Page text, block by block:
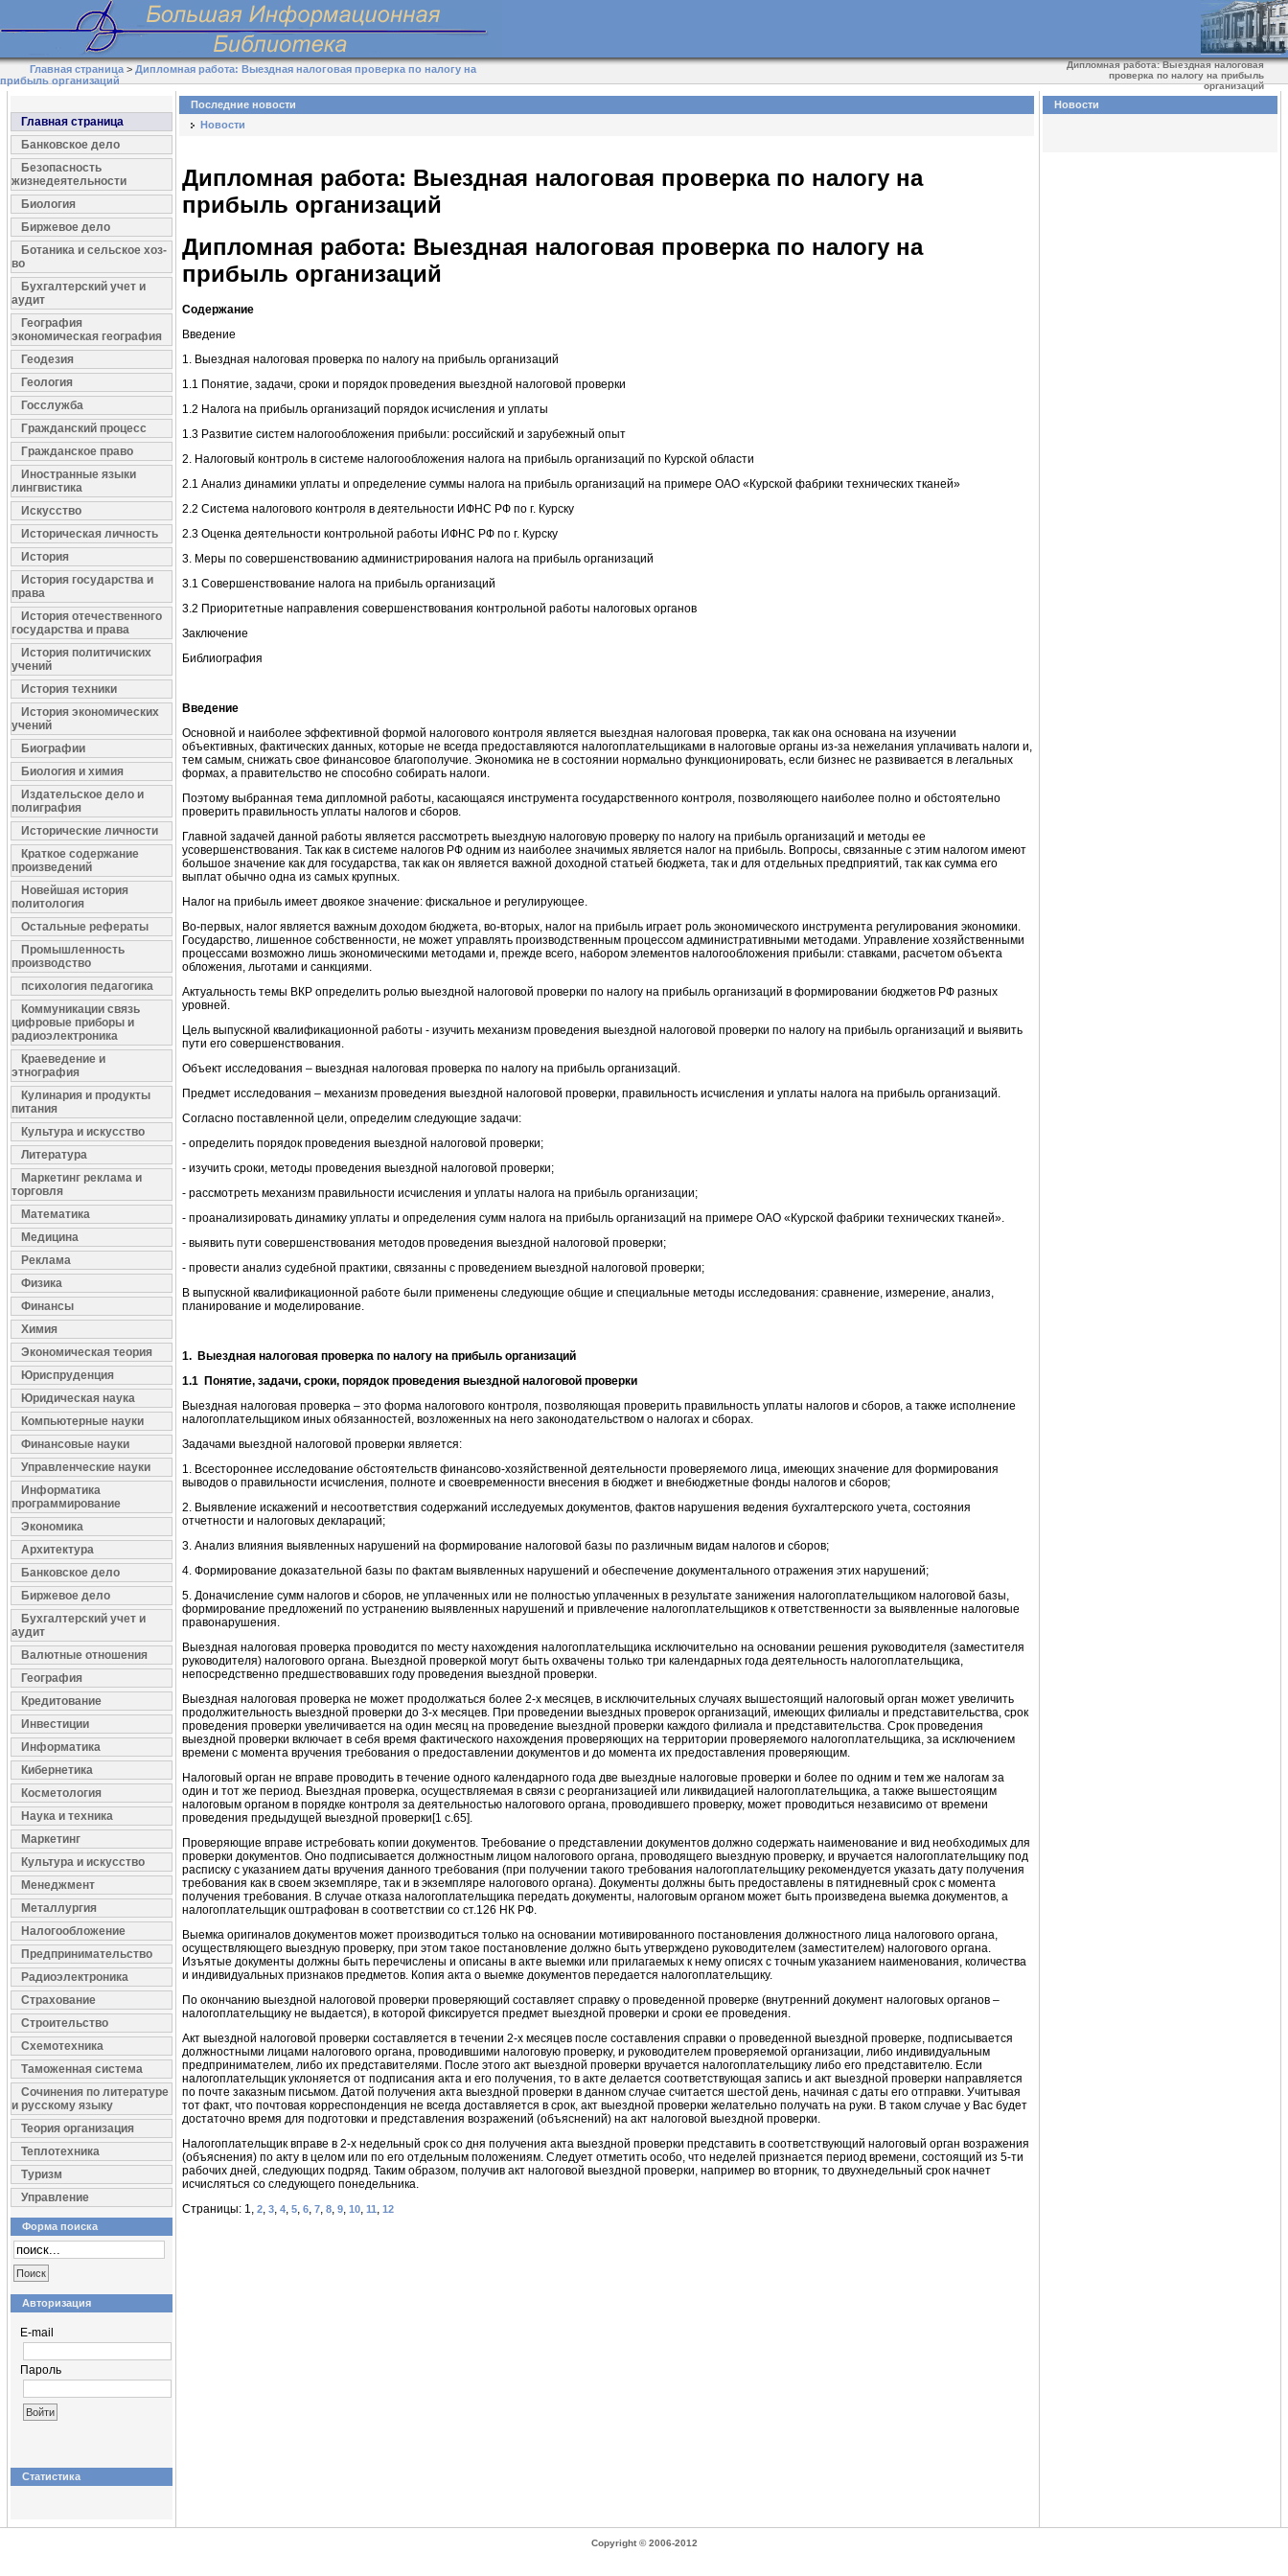
Главная страница >Дипломная работа: Выездная налоговая проверка по налогу на
прибыль организаций
Дипломная работа: Выездная налоговая
проверка по налогу на прибыль
организаций
Главная страница
Банковское дело
Безопасность
жизнедеятельности
Биология
Биржевое дело
Ботаника и сельское хоз-
во
Бухгалтерский учет и
аудит
География
экономическая география
Геодезия
Геология
Госслужба
Гражданский процесс
Гражданское право
Иностранные языки
лингвистика
Искусство
Историческая личность
История
История государства и
права
История отечественного
государства и права
История политичиских
учений
История техники
История экономических
учений
Биографии
Биология и химия
Издательское дело и
полиграфия
Исторические личности
Краткое содержание
произведений
Новейшая история
политология
Остальные рефераты
Промышленность
производство
психология педагогика
Коммуникации связь
цифровые приборы и
радиоэлектроника
Краеведение и
этнография
Кулинария и продукты
питания
Культура и искусство
Литература
Маркетинг реклама и
торговля
Математика
Медицина
Реклама
Физика
Финансы
Химия
Экономическая теория
Юриспруденция
Юридическая наука
Компьютерные науки
Финансовые науки
Управленческие науки
Информатика
программирование
Экономика
Архитектура
Банковское дело
Биржевое дело
Бухгалтерский учет и
аудит
Валютные отношения
География
Кредитование
Инвестиции
Информатика
Кибернетика
Косметология
Наука и техника
Маркетинг
Культура и искусство
Менеджмент
Металлургия
Налогообложение
Предпринимательство
Радиоэлектроника
Страхование
Строительство
Схемотехника
Таможенная система
Сочинения по литературе
и русскому языку
Теория организация
Теплотехника
Туризм
Управление
Форма поиска
Авторизация
E-mail
Пароль
Статистика
Последние новости
Новости
Дипломная работа: Выездная налоговая проверка по налогу на
прибыль организаций
Дипломная работа: Выездная налоговая проверка по налогу на
прибыль организаций
Содержание
Введение
1. Выездная налоговая проверка по налогу на прибыль организаций
1.1 Понятие, задачи, сроки и порядок проведения выездной налоговой проверки
1.2 Налога на прибыль организаций порядок исчисления и уплаты
1.3 Развитие систем налогообложения прибыли: российский и зарубежный опыт
2. Налоговый контроль в системе налогообложения налога на прибыль организаций по Курской области
2.1 Анализ динамики уплаты и определение суммы налога на прибыль организаций на примере ОАО «Курской фабрики технических тканей»
2.2 Система налогового контроля в деятельности ИФНС РФ по г. Курску
2.3 Оценка деятельности контрольной работы ИФНС РФ по г. Курску
3. Меры по совершенствованию администрирования налога на прибыль организаций
3.1 Совершенствование налога на прибыль организаций
3.2 Приоритетные направления совершенствования контрольной работы налоговых органов
Заключение
Библиография
Введение
Основной и наиболее эффективной формой налогового контроля является выездная налоговая проверка, так как она основана на изучении
объективных, фактических данных, которые не всегда предоставляются налогоплательщиками в налоговые органы из-за нежелания уплачивать налоги и,
тем самым, снижать свое финансовое благополучие. Экономика не в состоянии нормально функционировать, если бизнес не развивается в легальных
формах, а правительство не способно собирать налоги.
Поэтому выбранная тема дипломной работы, касающаяся инструмента государственного контроля, позволяющего наиболее полно и обстоятельно
проверить правильность уплаты налогов и сборов.
Главной задачей данной работы является рассмотреть выездную налоговую проверку по налогу на прибыль организаций и методы ее
усовершенствования. Так как в системе налогов РФ одним из наиболее значимых является налог на прибыль. Вопросы, связанные с этим налогом имеют
большое значение как для государства, так как он является важной доходной статьей бюджета, так и для отдельных предприятий, так как сумма его
выплат обычно одна из самых крупных.
Налог на прибыль имеет двоякое значение: фискальное и регулирующее.
Во-первых, налог является важным доходом бюджета, во-вторых, налог на прибыль играет роль экономического инструмента регулирования экономики.
Государство, лишенное собственности, не может управлять производственным процессом административными методами. Управление хозяйственными
процессами возможно лишь экономическими методами и, прежде всего, набором элементов налогообложения прибыли: ставками, расчетом объекта
обложения, льготами и санкциями.
Актуальность темы ВКР определить ролью выездной налоговой проверки по налогу на прибыль организаций в формировании бюджетов РФ разных
уровней.
Цель выпускной квалификационной работы - изучить механизм проведения выездной налоговой проверки по налогу на прибыль организаций и выявить
пути его совершенствования.
Объект исследования – выездная налоговая проверка по налогу на прибыль организаций.
Предмет исследования – механизм проведения выездной налоговой проверки, правильность исчисления и уплаты налога на прибыль организаций.
Согласно поставленной цели, определим следующие задачи:
- определить порядок проведения выездной налоговой проверки;
- изучить сроки, методы проведения выездной налоговой проверки;
- рассмотреть механизм правильности исчисления и уплаты налога на прибыль организации;
- проанализировать динамику уплаты и определения сумм налога на прибыль организаций на примере ОАО «Курской фабрики технических тканей».
- выявить пути совершенствования методов проведения выездной налоговой проверки;
- провести анализ судебной практики, связанны с проведением выездной налоговой проверки;
В выпускной квалификационной работе были применены следующие общие и специальные методы исследования: сравнение, измерение, анализ,
планирование и моделирование.
1. Выездная налоговая проверка по налогу на прибыль организаций
1.1 Понятие, задачи, сроки, порядок проведения выездной налоговой проверки
Выездная налоговая проверка – это форма налогового контроля, позволяющая проверить правильность уплаты налогов и сборов, а также исполнение
налогоплательщиком иных обязанностей, возложенных на него законодательством о налогах и сборах.
Задачами выездной налоговой проверки является:
1. Всестороннее исследование обстоятельств финансово-хозяйственной деятельности проверяемого лица, имеющих значение для формирования
выводов о правильности исчисления, полноте и своевременности внесения в бюджет и внебюджетные фонды налогов и сборов;
2. Выявление искажений и несоответствия содержаний исследуемых документов, фактов нарушения ведения бухгалтерского учета, состояния
отчетности и налоговых деклараций;
3. Анализ влияния выявленных нарушений на формирование налоговой базы по различным видам налогов и сборов;
4. Формирование доказательной базы по фактам выявленных нарушений и обеспечение документального отражения этих нарушений;
5. Доначисление сумм налогов и сборов, не уплаченных или не полностью уплаченных в результате занижения налогоплательщиком налоговой базы,
формирование предложений по устранению выявленных нарушений и привлечение налогоплательщиков к ответственности за выявленные налоговые
правонарушения.
Выездная налоговая проверка проводится по месту нахождения налогоплательщика исключительно на основании решения руководителя (заместителя
руководителя) налогового органа. Выездной проверкой могут быть охвачены только три календарных года деятельность налогоплательщика,
непосредственно предшествовавших году проведения выездной проверки.
Выездная налоговая проверка не может продолжаться более 2-х месяцев, в исключительных случаях вышестоящий налоговый орган может увеличить
продолжительность выездной проверки до 3-х месяцев. При проведении выездных проверок организаций, имеющих филиалы и представительства, срок
проведения проверки увеличивается на один месяц на проведение выездной проверки каждого филиала и представительства. Срок проведения
выездной проверки включает в себя время фактического нахождения проверяющих на территории проверяемого налогоплательщика, за исключением
времени с момента вручения требования о предоставлении документов и до момента их предоставления проверяющим.
Налоговый орган не вправе проводить в течение одного календарного года две выездные налоговые проверки и более по одним и тем же налогам за
один и тот же период. Выездная проверка, осуществляемая в связи с реорганизацией или ликвидацией налогоплательщика, а также вышестоящим
налоговым органом в порядке контроля за деятельностью налогового органа, проводившего проверку, может проводиться независимо от времени
проведения предыдущей выездной проверки[1 с.65].
Проверяющие вправе истребовать копии документов. Требование о представлении документов должно содержать наименование и вид необходимых для
проверки документов. Оно подписывается должностным лицом налогового органа, проводящего выездную проверку, и вручается налогоплательщику под
расписку с указанием даты вручения данного требования (при получении такого требования налогоплательщику рекомендуется указать дату получения
требования как в своем экземпляре, так и в экземпляре налогового органа). Документы должны быть предоставлены в пятидневный срок с момента
получения требования. В случае отказа налогоплательщика передать документы, налоговым органом может быть произведена выемка документов, а
налогоплательщик оштрафован в соответствии со ст.126 НК РФ.
Выемка оригиналов документов может производиться только на основании мотивированного постановления должностного лица налогового органа,
осуществляющего выездную проверку, при этом такое постановление должно быть утверждено руководителем (заместителем) налогового органа.
Изъятые документы должны быть перечислены и описаны в акте выемки или прилагаемых к нему описях с точным указанием наименования, количества
и индивидуальных признаков предметов. Копия акта о выемке документов передается налогоплательщику.
По окончанию выездной налоговой проверки проверяющий составляет справку о проведенной проверке (внутренний документ налоговых органов –
налогоплательщику не выдается), в которой фиксируется предмет выездной проверки и сроки ее проведения.
Акт выездной налоговой проверки составляется в течении 2-х месяцев после составления справки о проведенной выездной проверке, подписывается
должностными лицами налогового органа, проводившими налоговую проверку, и руководителем проверяемой организации, либо индивидуальным
предпринимателем, либо их представителями. После этого акт выездной проверки вручается налогоплательщику либо его представителю. Если
налогоплательщик уклоняется от подписания акта и его получения, то в акте делается соответствующая запись и акт выездной проверки направляется
по почте заказным письмом. Датой получения акта выездной проверки в данном случае считается шестой день, начиная с даты его отправки. Учитывая
тот факт, что почтовая корреспонденция не всегда доставляется в срок, акт выездной проверки желательно получать на руки. В таком случае у Вас будет
достаточно время для подготовки и представления возражений (объяснений) на акт налоговой выездной проверки.
Налогоплательщик вправе в 2-х недельный срок со дня получения акта выездной проверки представить в соответствующий налоговый орган возражения
(объяснения) по акту в целом или по его отдельным положениям. Следует отметить особо, что неделей признается период времени, состоящий из 5-ти
рабочих дней, следующих подряд. Таким образом, получив акт налоговой выездной проверки, например во вторник, то двухнедельный срок начнет
исчисляться со следующего понедельника.
Страницы: 1, 2, 3, 4, 5, 6, 7, 8, 9, 10, 11 , 12
Новости
Copyright © 2006-2012